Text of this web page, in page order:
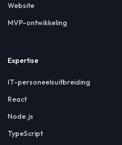
Website
MVP-ontwikkeling
Expertise
IT-personeelsuitbreiding
React
Node.js
TypeScript